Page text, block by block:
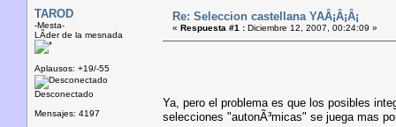
TAROD
-Mesta-
LÃ­der de la mesnada
Aplausos: +19/-55
Desconectado
Mensajes: 4197
Re: Seleccion castellana YAÂ¡Â¡Â¡
« Respuesta #1 : Diciembre 12, 2007, 00:24:09 »
Ya, pero el problema es que los posibles
selecciones "autonÃ³micas" se juega mas